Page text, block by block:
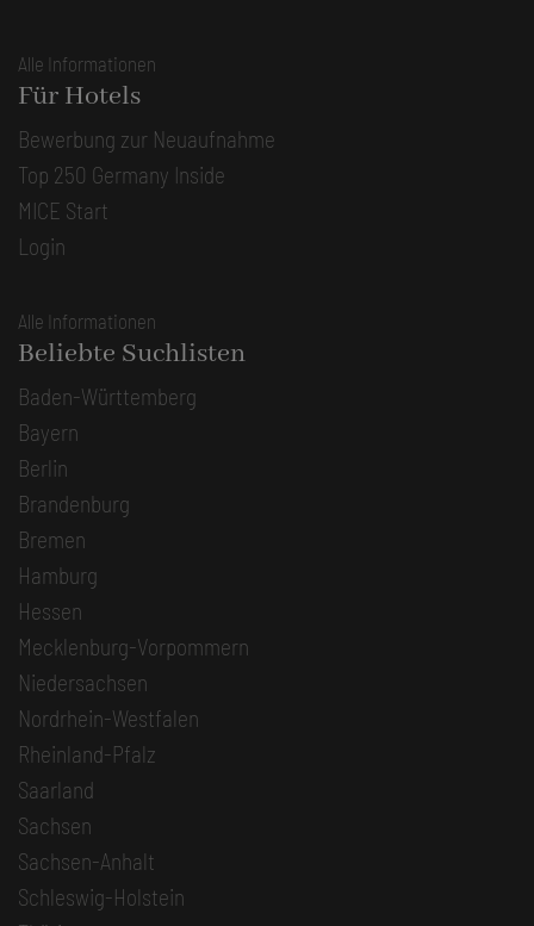
Alle Informationen
Für Hotels
Bewerbung zur Neuaufnahme
Top 250 Germany Inside
MICE Start
Login
Alle Informationen
Beliebte Suchlisten
Baden-Württemberg
Bayern
Berlin
Brandenburg
Bremen
Hamburg
Hessen
Mecklenburg-Vorpommern
Niedersachsen
Nordrhein-Westfalen
Rheinland-Pfalz
Saarland
Sachsen
Sachsen-Anhalt
Schleswig-Holstein